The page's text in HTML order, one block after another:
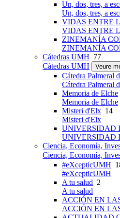
Un, dos, tres, a
Un, dos, tres, a
VIDAS ENTRE
VIDAS ENTRE
ZINEMANÍA
ZINEMANÍA
Cátedras UMH 77
Cátedras UMH
Veure
Cátedra Palmeral
Cátedra Palmeral
Memoria de Elche
Memoria de Elche
Misteri d'Elx 14
Misteri d'Elx
UNIVERSIDAD
UNIVERSIDAD
Ciencia, Economía,
Ciencia, Economía,
#eXcepticUMH
#eXcepticUMH
A tu salud 2
A tu salud
ACCIÓN EN
ACCIÓN EN